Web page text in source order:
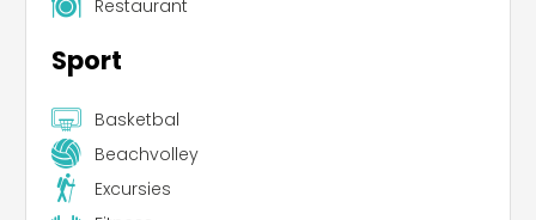
Restaurant
Sport
Basketbal
Beachvolley
Excursies